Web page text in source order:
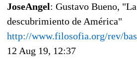
JoseAngel: Gustavo Bueno,
descubrimiento de América"
http://www.filosofia.org/rev/
12 Aug 19, 12:37